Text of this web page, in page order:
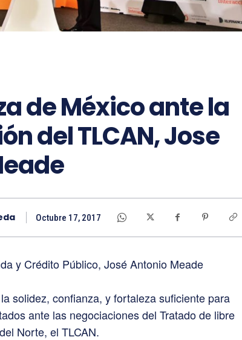
de México ante la
del TLCAN, Jose
Octubre 17, 2017
y Crédito Público, José Antonio Meade
solidez, confianza, y fortaleza suficiente para
ante las negociaciones del Tratado de libre
Norte, el TLCAN.